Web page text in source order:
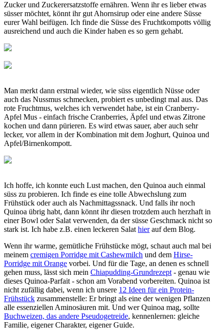
Zucker und Zuckerersatzstoffe ernähren. Wenn ihr es lieber etwas
süsser möchtet, könnt ihr gut Ahornsirup oder eine andere Süsse
eurer Wahl beifügen. Ich finde die Süsse des Fruchtkompotts völlig
ausreichend und auch die Kinder haben es so gern gehabt.
Man merkt dann erstmal wieder, wie süss eigentlich Nüsse oder
auch das Nussmus schmecken, probiert es unbedingt mal aus. Das
rote Fruchtmus, welches ich verwendet habe, ist ein Cranberry-
Apfel Mus - einfach frische Cranberries, Äpfel und etwas Zitrone
kochen und dann pürieren. Es wird etwas sauer, aber auch sehr
lecker, vor allem in der Kombination mit dem Joghurt, Quinoa und
Apfel/Birnenkompott.
Ich hoffe, ich konnte euch Lust machen, den Quinoa auch einmal
süss zu probieren. Ich finde es eine tolle Abwechslung zum
Frühstück oder auch als Nachmittagssnack. Und falls ihr noch
Quinoa übrig habt, dann könnt ihr diesen trotzdem auch herzhaft in
einer Bowl oder Salat verwenden, da der süsse Geschmack nicht so
stark ist. Ich habe z.B. einen leckeren Salat hierauf dem Blog.
Wenn ihr warme, gemütliche Frühstücke mögt, schaut auch mal bei
meinem cremigen Porridge mit Cashewmilch und dem Hirse-
Porridge mit Orange vorbei. Und für die Tage, an denen es schnell
gehen muss, lässt sich mein Chiapudding-Grundrezept - genau wie
dieses Quinoa-Parfait - schon am Vorabend vorbereiten. Quinoa ist
nicht zufällig dabei, wenn ich unsere 12 Ideen für ein Protein-
Frühstück zusammenstelle: Er bringt als eine der wenigen Pflanzen
alle essenziellen Aminosäuren mit. Und wer Quinoa mag, sollte
Buchweizen, das andere Pseudogetreide, kennenlernen: gleiche
Familie, eigener Charakter, eigener Guide.